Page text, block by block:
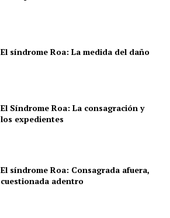
El síndrome Roa: La medida del daño
El Síndrome Roa: La consagración y
los expedientes
El síndrome Roa: Consagrada afuera,
cuestionada adentro